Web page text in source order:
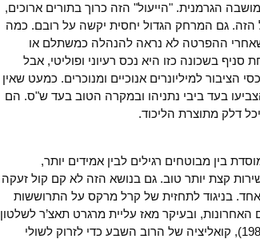
הגרמנית. "הייעול" הזה כרוך בתורים ארוכים,
הזה. גם המרחק הגדול יחסית יקשה על רובם. כמה
ההפרטה לא נראה להנהלה כמשתלם או
בשכונה כזו היא נכס רעיוני ופוליטי, אבל
למיליונרים אנוכיים ומנוכרים. כמעט שאין
בעד ביבי נתניהו ובמקרה הטוב בעד ש"ס. הם
דלק מתוצרת הליכוד.
בין מבוטחים רגילים לבין אמידים יותר,
קצת יותר טוב. גם בנושא הזה לא קם קול זעקה
בניגוד לתחזית של קרל מרקס על התרוששות
ובעיקר מאז עליית מרגרט תאצ’ר לשלטון
בבריטניה (1979) ורונלד רייגן בארצות הברית (1980), קואליציה של הרוב השבע כדי לזרוק לשולי